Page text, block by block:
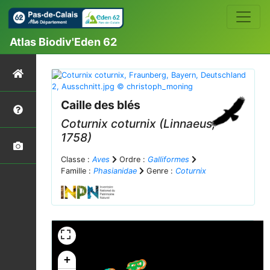
Atlas Biodiv'Eden 62
Caille des blés
Coturnix coturnix (Linnaeus,
1758)
Classe : Aves Ordre : Galliformes
Famille : Phasianidae Genre : Coturnix
+